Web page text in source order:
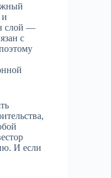
и
слой —
с
И если